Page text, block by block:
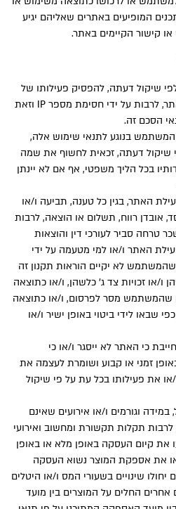
המופיעים באתרים שאליהם יגיע
קישור הקיימים באתר.
שיקול דעתה, להפסיק פעילותו של
כל משתמש בשירותי האתר, לרבות על ידי חסימת מספר IP וזאת
הסכם זה.
בנוגע לתנאי שימוש אלה,
שיקול דעתה, זכאית לחשוף את שמה
בכל הליך משפטי, אף אם לא יינתן
האתר, בגין כל טענה, תביעה ו/או
אובדן רווח, תשלום או הוצאה, לרבות
טרחה סביר לעורכי דין והוצאות
האתר ו/או למי מטעמה על ידי
לא יקיים הוראות תקנון זה
ו/או זכויות צד ג’ כלשהן, ו/או כתוצאה
שהמשתמש מסר לפרסום, ו/או כתוצאה
שבאו לידי ביטוי באופן ישיר ו/או
כי האתר לא ייסגר ו/או כי
זמני או קבוע ושומרת לעצמה את
את פעילותו בכל עת על פי שיקול
במידה וגורמים ו/או אירועים שאינם
תקלות תקשורת ומחשוב ואירועי
את קיום העסקה באופן מלא או באופן
את אספקת המוצר נשוא העסקה
שינויים בשעורי המס ו/או היטלים
אחרים החלים על המוצרים בין מועד